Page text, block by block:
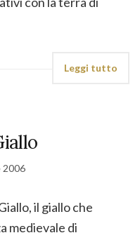
Leggi tutto
2006
il giallo che
medievale di